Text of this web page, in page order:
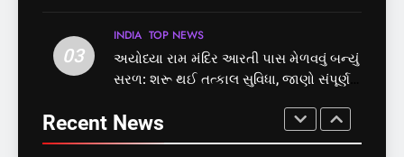
3
અયોધ્યા રામ મંદિર આરતી પાસ
મેળવવું બન્યું સરળ: શરૂ થઈ
તત્કાલ સુવિધા, જાણો સંપૂર્ણ
03
INDIA TOP NEWS
અયોધ્યા રામ મંદિર આરતી પાસ મેળવવું બન્યું
સરળ: શરૂ થઈ તત્કાલ સુવિધા, જાણો સંપૂર્ણ
Recent News
2
RBI Monetary Policy: રેપો રેટ
5.25% પર સ્થિર, EMI નહીં ઘટે